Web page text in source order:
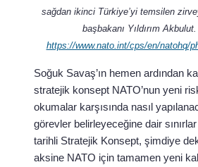
sağdan ikinci Türkiye’yi temsilen
başbakanı Yıldırım
https://www.nato.int/cps/en/natohq/
Soğuk Savaş’ın hemen ardından
stratejik konsept NATO’nun yeni
okumalar karşısında nasıl
görevler belirleyeceğine dair
tarihli Stratejik Konsept, şimdiye
aksine NATO için tamamen yeni